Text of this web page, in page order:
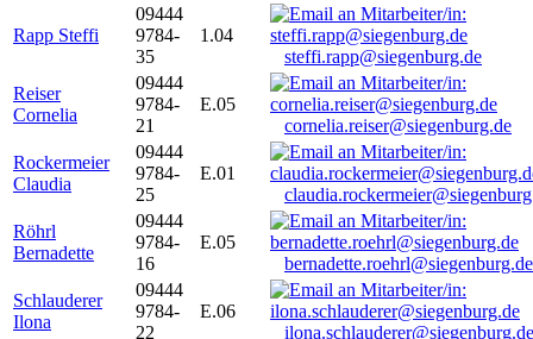
Rapp Steffi
09444
9784-
35
1.04
steffi.rapp@siegenburg.de
Reiser
Cornelia
09444
9784-
21
E.05
cornelia.reiser@siegenburg.de
Rockermeier
Claudia
09444
9784-
25
E.01
Röhrl
Bernadette
09444
9784-
16
E.05
bernadette.roehrl@siegenburg.de
Schlauderer
Ilona
09444
9784-
22
E.06
ilona.schlauderer@siegenburg.de